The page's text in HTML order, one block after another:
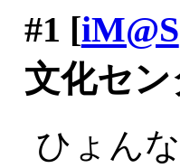
#1 [iM@S
文化セン
ひょん